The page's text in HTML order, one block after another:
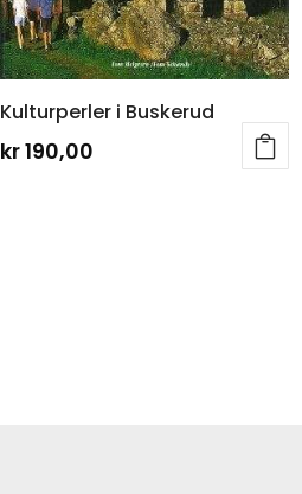
Kulturperler i Buskerud
kr190,00